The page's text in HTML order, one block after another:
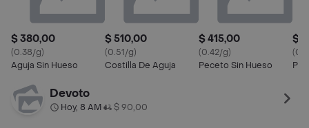
$ 380,00
(0.38/g)
Aguja Sin Hueso
$ 510,00
(0.51/g)
Costilla De Aguja
$ 415,00
(0.42/g)
Peceto Sin Hueso
$
Devoto
Hoy, 8 AM• $ 90,00